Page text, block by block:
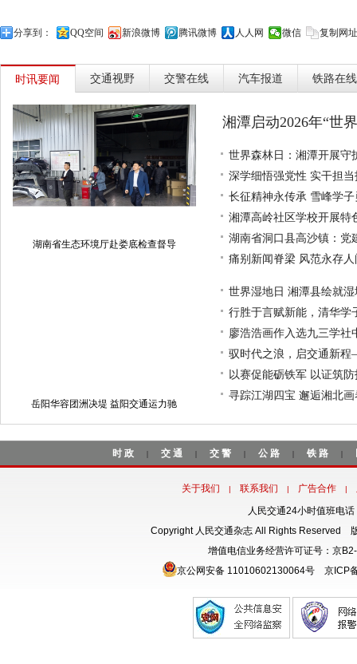
分享到： QQ空间 新浪微博 腾讯微博 人人网 微信 复制网址
时讯要闻 交通视野 交警在线 汽车报道 铁路在线
湖南省生态环境厅赴娄底检查督导
岳阳华容团洲决堤 益阳交通运力驰
湘潭启动2026年“世
世界森林日：湘潭开展守
深学细悟强党性 实干担
长征精神永传承 雪峰学
湘潭高岭社区学校开展特
湖南省洞口县高沙镇：党
痛别新闻脊梁 风范永存
世界湿地日 湘潭县绘就
行胜于言赋新能，清华
廖浩浩画作入选九三学社
驭时代之浪，启交通新
以赛促能砺铁军 以证筑
寻踪江湖四宝 邂逅湘北
时政 | 交通 | 交警 | 公路 | 铁路 |
关于我们 | 联系我们 | 广告合作 |
人民交通24小时值班电
Copyright 人民交通杂志 All Rights Reserved
增值电信业务经营许可证号：京
京公网安备 11010602130064号
京ICP